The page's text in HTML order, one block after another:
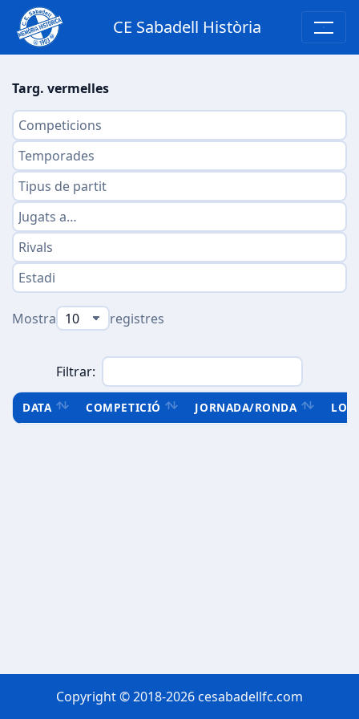
CE Sabadell Història
Targ. vermelles
Mostra registres
Filtrar:
DATA COMPETICIÓ JORNADA/RONDA
Copyright © 2018-2026 cesabadellfc.com